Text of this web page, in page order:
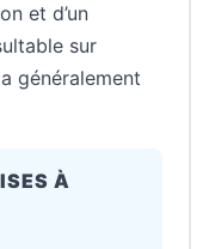
et d’un
sur
généralement
À